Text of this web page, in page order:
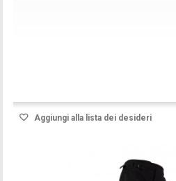
Aggiungi alla lista dei desideri